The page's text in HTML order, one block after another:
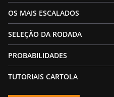
OS MAIS ESCALADOS
SELEÇÃO DA RODADA
PROBABILIDADES
TUTORIAIS CARTOLA